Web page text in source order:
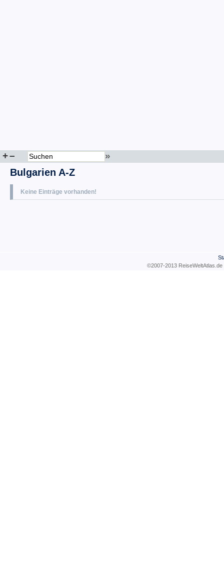
+– »
Bulgarien A-Z
Keine Einträge vorhanden!
©2007-2013